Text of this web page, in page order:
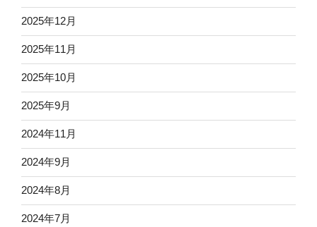
2025年12月
2025年11月
2025年10月
2025年9月
2024年11月
2024年9月
2024年8月
2024年7月